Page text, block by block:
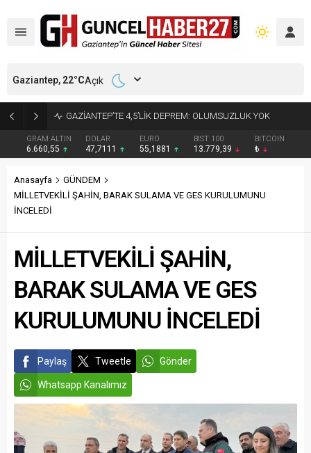
GRAM ALTIN
6.660,55
DOLAR
47,7111
EURO
55,1881
BIST 100
13.779,39
BITCOIN
₺
Gaziantep, 22°CAçık
Anasayfa
GÜNDEM
MİLLETVEKİLİ ŞAHİN, BARAK SULAMA VE GES KURULUMUNU
İNCELEDİ
MİLLETVEKİLİ ŞAHİN,
BARAK SULAMA VE GES
KURULUMUNU İNCELEDİ
Paylaş Tweetle Gönder
Whatsapp Kanalımız